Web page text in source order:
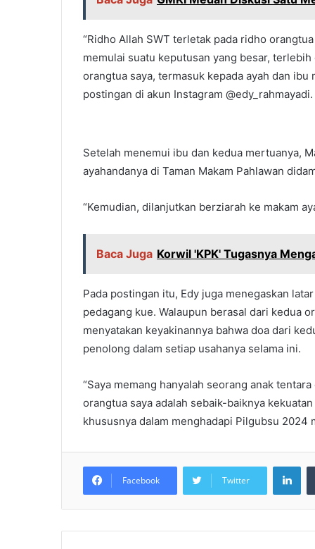
“Ridho Allah SWT terletak pada ridho
memulai suatu keputusan yang besar,
orangtua saya, termasuk kepada ayah dan
postingan di akun Instagram @edy_rahmayadi.
Setelah menemui ibu dan kedua mertuanya,
ayahandanya di Taman Makam Pahlawan
“Kemudian, dilanjutkan berziarah ke makam
Baca Juga Korwil 'KPK' Tugasnya
Pada postingan itu, Edy juga menegaskan
pedagang kue. Walaupun berasal dari kedua
menyatakan keyakinannya bahwa doa dari
penolong dalam setiap usahanya selama ini.
“Saya memang hanyalah seorang anak
orangtua saya adalah sebaik-baiknya
khususnya dalam menghadapi Pilgubsu 2024
Facebook Twitter